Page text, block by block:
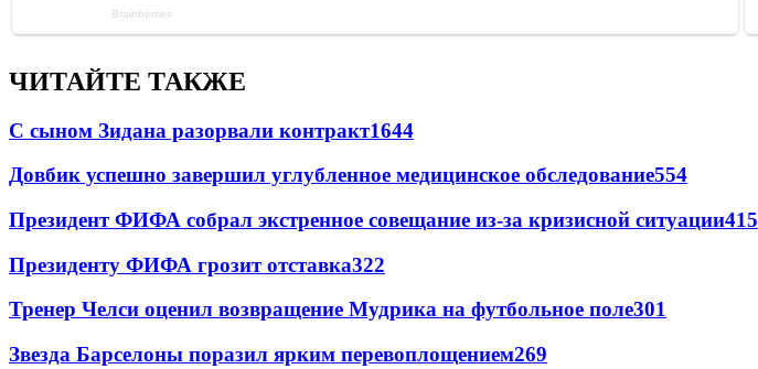
ЧИТАЙТЕ ТАКЖЕ
С сыном Зидана разорвали контракт1644
Довбик успешно завершил углубленное медицинское обследование554
Президент ФИФА собрал экстренное совещание из-за кризисной ситуации415
Президенту ФИФА грозит отставка322
Тренер Челси оценил возвращение Мудрика на футбольное поле301
Звезда Барселоны поразил ярким перевоплощением269